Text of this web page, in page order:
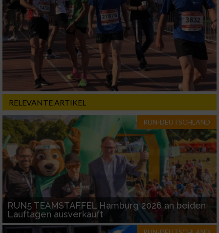
RELEVANTE ARTIKEL
RUN-DEUTSCHLAND
RUN5 TEAMSTAFFEL Hamburg 2026 an beiden
Lauftagen ausverkauft
Erstellung von Profilen für personalisierte
Werbung
Verwendung von Profilen zur Auswahl
personalisierter Werbung
Erstellung von Profilen zur Personalisierung
von Inhalten
Verwendung von Profilen zur Auswahl
personalisierter Inhalte
Messung der Werbeleistung
Messung der Performance von Inhalten
Analyse von Zielgruppen durch Statistiken
oder Kombinationen von Daten aus
verschiedenen Quellen